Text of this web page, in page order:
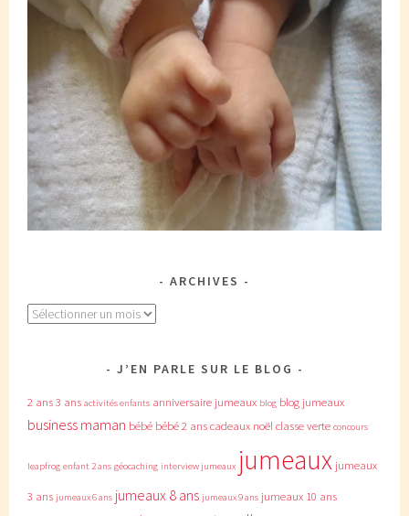
ARCHIVES
Archives
J’EN PARLE SUR LE BLOG
2 ans3 ans activités enfants anniversaire jumeaux blog blog jumeaux
business maman bébé bébé 2 anscadeaux noëlclasse verte concours
leapfrog enfant 2 ans géocaching interview jumeaux jumeaux jumeaux
3 ans jumeaux 6 ans jumeaux 8 ans jumeaux 9 ans jumeaux 10 ans